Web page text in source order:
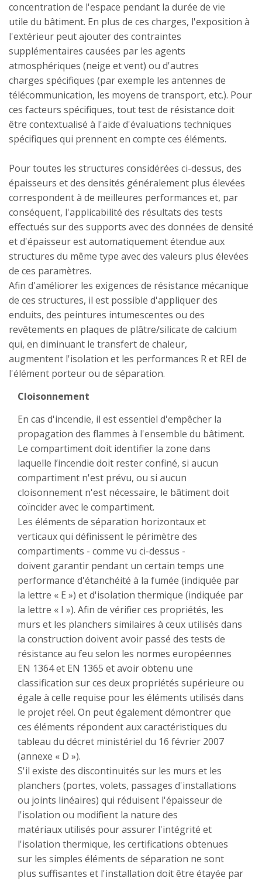
concentration de l'espace pendant la durée de vie
utile du bâtiment. En plus de ces charges, l'exposition à
l'extérieur peut ajouter des contraintes
supplémentaires causées par les agents
atmosphériques (neige et vent) ou d'autres
charges spécifiques (par exemple les antennes de
télécommunication, les moyens de transport, etc.). Pour
ces facteurs spécifiques, tout test de résistance doit
être contextualisé à l'aide d'évaluations techniques
spécifiques qui prennent en compte ces éléments.
Pour toutes les structures considérées ci-dessus, des
épaisseurs et des densités généralement plus élevées
correspondent à de meilleures performances et, par
conséquent, l'applicabilité des résultats des tests
effectués sur des supports avec des données de densité
et d'épaisseur est automatiquement étendue aux
structures du même type avec des valeurs plus élevées
de ces paramètres.
Afin d'améliorer les exigences de résistance mécanique
de ces structures, il est possible d'appliquer des
enduits, des peintures intumescentes ou des
revêtements en plaques de plâtre/silicate de calcium
qui, en diminuant le transfert de chaleur,
augmentent l'isolation et les performances R et REI de
l'élément porteur ou de séparation.
Cloisonnement
En cas d'incendie, il est essentiel d'empêcher la
propagation des flammes à l'ensemble du bâtiment.
Le compartiment doit identifier la zone dans
laquelle l’incendie doit rester confiné, si aucun
compartiment n'est prévu, ou si aucun
cloisonnement n'est nécessaire, le bâtiment doit
coïncider avec le compartiment.
Les éléments de séparation horizontaux et
verticaux qui définissent le périmètre des
compartiments - comme vu ci-dessus -
doivent garantir pendant un certain temps une
performance d'étanchéité à la fumée (indiquée par
la lettre « E ») et d'isolation thermique (indiquée par
la lettre « I »). Afin de vérifier ces propriétés, les
murs et les planchers similaires à ceux utilisés dans
la construction doivent avoir passé des tests de
résistance au feu selon les normes européennes
EN 1364 et EN 1365 et avoir obtenu une
classification sur ces deux propriétés supérieure ou
égale à celle requise pour les éléments utilisés dans
le projet réel. On peut également démontrer que
ces éléments répondent aux caractéristiques du
tableau du décret ministériel du 16 février 2007
(annexe « D »).
S'il existe des discontinuités sur les murs et les
planchers (portes, volets, passages d'installations
ou joints linéaires) qui réduisent l'épaisseur de
l'isolation ou modifient la nature des
matériaux utilisés pour assurer l'intégrité et
l'isolation thermique, les certifications obtenues
sur les simples éléments de séparation ne sont
plus suffisantes et l'installation doit être étayée par